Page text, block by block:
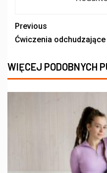
Previous
Ćwiczenia odchudzające
WIĘCEJ PODOBNYCH